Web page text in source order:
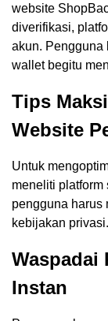
website
diverifikasi,
akun. Pengguna
wallet begitu
Tips
Website
Untuk
meneliti platform
pengguna harus
kebijakan privasi.
Waspadai
Instan